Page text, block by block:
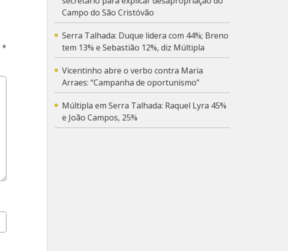
*
Campo do São Cristóvão
Serra Talhada: Duque lidera com 44%; Breno
tem 13% e Sebastião 12%, diz Múltipla
Vicentinho abre o verbo contra Maria
Arraes: “Campanha de oportunismo”
Múltipla em Serra Talhada: Raquel Lyra 45%
e João Campos, 25%